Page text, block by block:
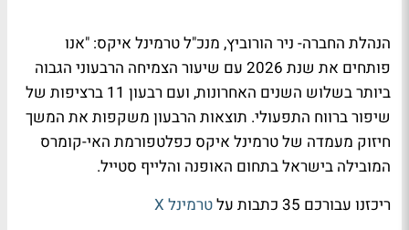
הנהלת החברה- ניר הורוביץ, מנכ"ל טרמינל איקס: "אנו
פותחים את שנת 2026 עם שיעור הצמיחה הרבעוני הגבוה
ביותר בשלוש השנים האחרונות, ועם רבעון 11 ברציפות של
שיפור ברווח התפעולי. תוצאות הרבעון משקפות את המשך
חיזוק מעמדה של טרמינל איקס כפלטפורמת האי-קומרס
המובילה בישראל בתחום האופנה והלייף סטייל.
ריכזנו עבורכם 35 כתבות על
טרמינל X